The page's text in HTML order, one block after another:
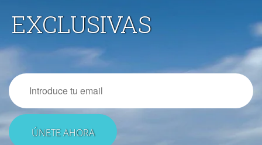
EXCLUSIVAS
Email